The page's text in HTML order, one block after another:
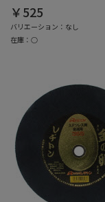
￥525
バリエーション：なし
在庫：○